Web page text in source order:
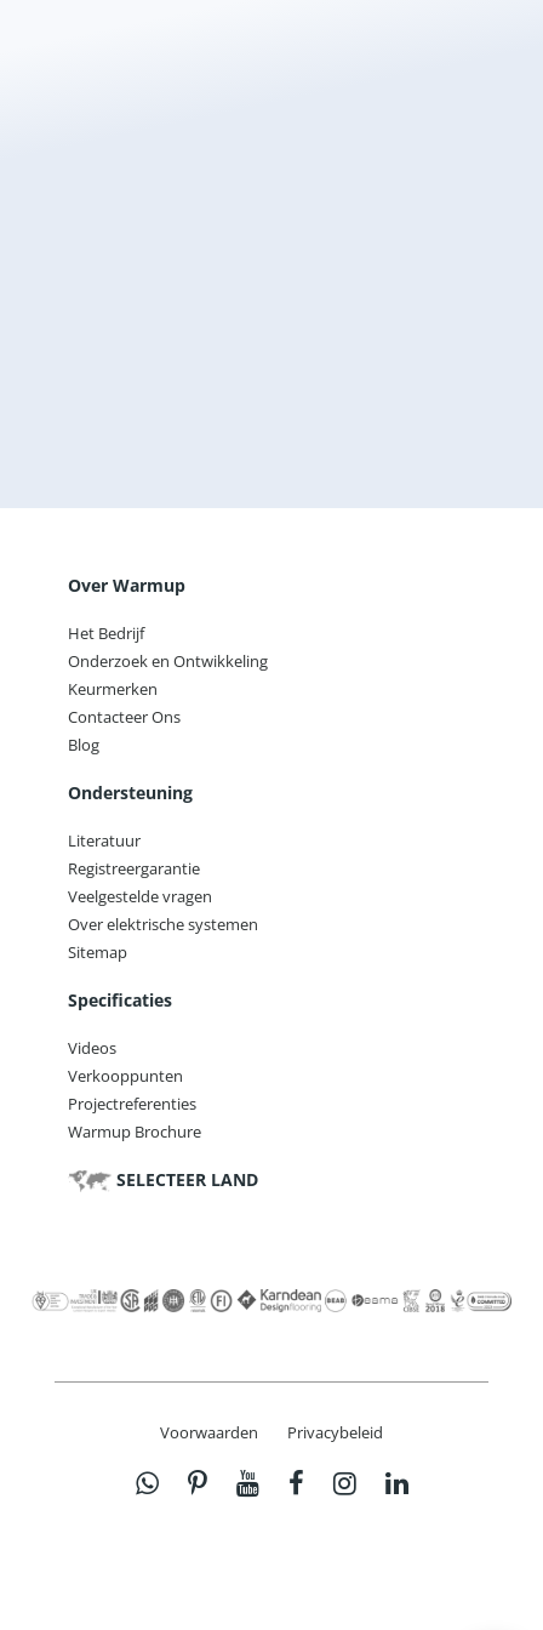
Over Warmup
Het Bedrijf
Onderzoek en Ontwikkeling
Keurmerken
Contacteer Ons
Blog
Ondersteuning
Literatuur
Registreergarantie
Veelgestelde vragen
Over elektrische systemen
Sitemap
Specificaties
Videos
Verkooppunten
Projectreferenties
Warmup Brochure
SELECTEER LAND
Voorwaarden Privacybeleid